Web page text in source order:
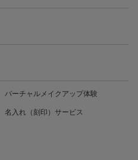
バーチャルメイクアップ体験
名入れ（刻印）サービス